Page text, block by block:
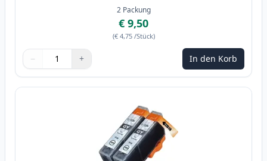
2 Packung
€ 9,50
(€ 4,75 /Stück)
Menge
Verwenden Sie die Tasten, um anzupassen
− +
Menge 1 In den Korb